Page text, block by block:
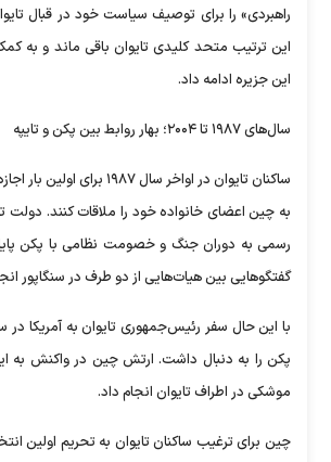
راهبردی» را برای توصیف سیاست خود در قبال
این ترتیب متحد کلیدی تایوان باقی ماند و به
این جزیره ادامه داد.
سال‌های ۱۹۸۷ تا ۲۰۰۴؛ بهار روابط بین پکن و تایپه
ساکنان تایوان در اواخر سال ۱۹۸۷
رسمی به دوران جنگ و خصومت نظامی با پکن
گفتگوهایی بین هیات‌هایی از دو طرف در سنگاپور
پکن را به دنبال داشت. ارتش چین در واکنش به
موشکی در اطراف تایوان انجام داد.
چین برای ترغیب ساکنان تایوان به تحریم اولین